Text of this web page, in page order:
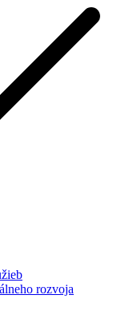
rozvoja